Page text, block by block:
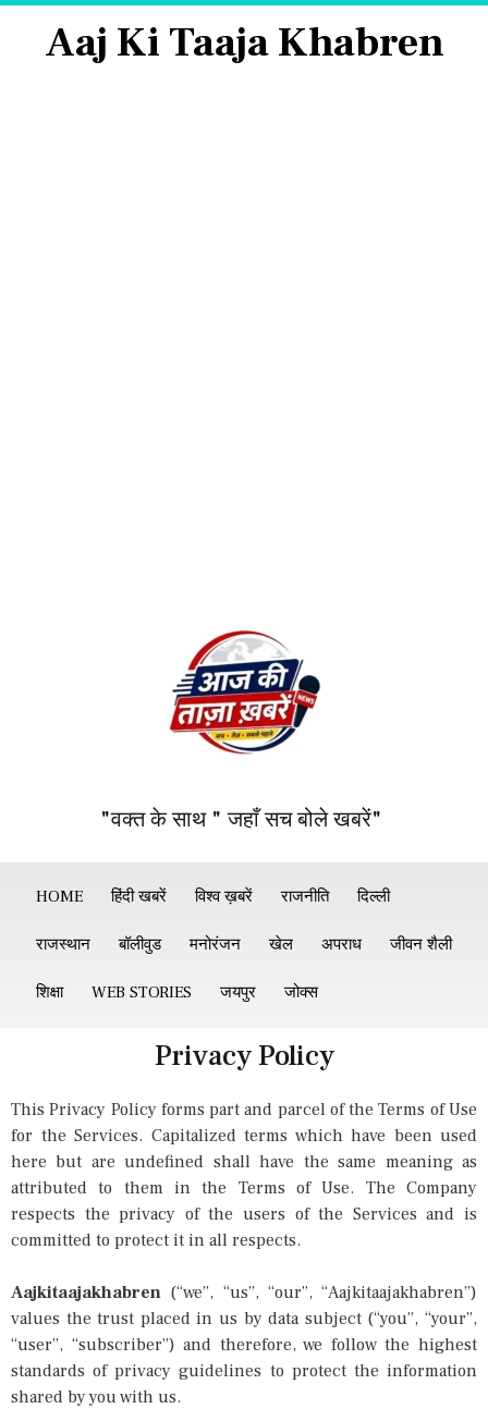
Aaj Ki Taaja Khabren
"वक्त के साथ " जहाँ सच बोले खबरें"
HOME हिंदी खबरें विश्व ख़बरें राजनीति दिल्ली
राजस्थान बॉलीवुड मनोरंजन खेल अपराध जीवन शैली
शिक्षा WEB STORIES जयपुर जोक्स
Privacy Policy
This Privacy Policy forms part and parcel of the Terms of Use
for the Services. Capitalized terms which have been used
here but are undefined shall have the same meaning as
attributed to them in the Terms of Use. The Company
respects the privacy of the users of the Services and is
committed to protect it in all respects.
Aajkitaajakhabren (“we”, “us”, “our”, “Aajkitaajakhabren”)
values the trust placed in us by data subject (“you”, “your”,
“user”, “subscriber”) and therefore, we follow the highest
standards of privacy guidelines to protect the information
shared by you with us.